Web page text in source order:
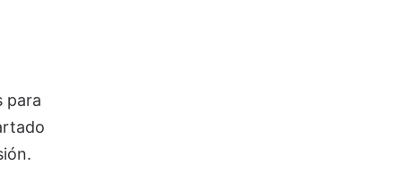
para